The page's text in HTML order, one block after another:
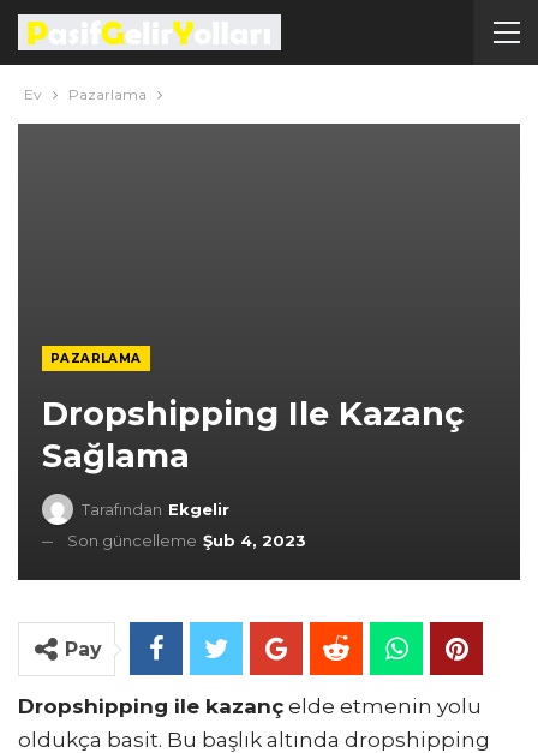
Ev Pazarlama
PAZARLAMA
Dropshipping Ile Kazanç
Sağlama
Tarafından Ekgelir
Son güncelleme Şub 4, 2023
Pay
Dropshipping ile kazanç elde etmenin yolu
oldukça basit. Bu başlık altında dropshipping